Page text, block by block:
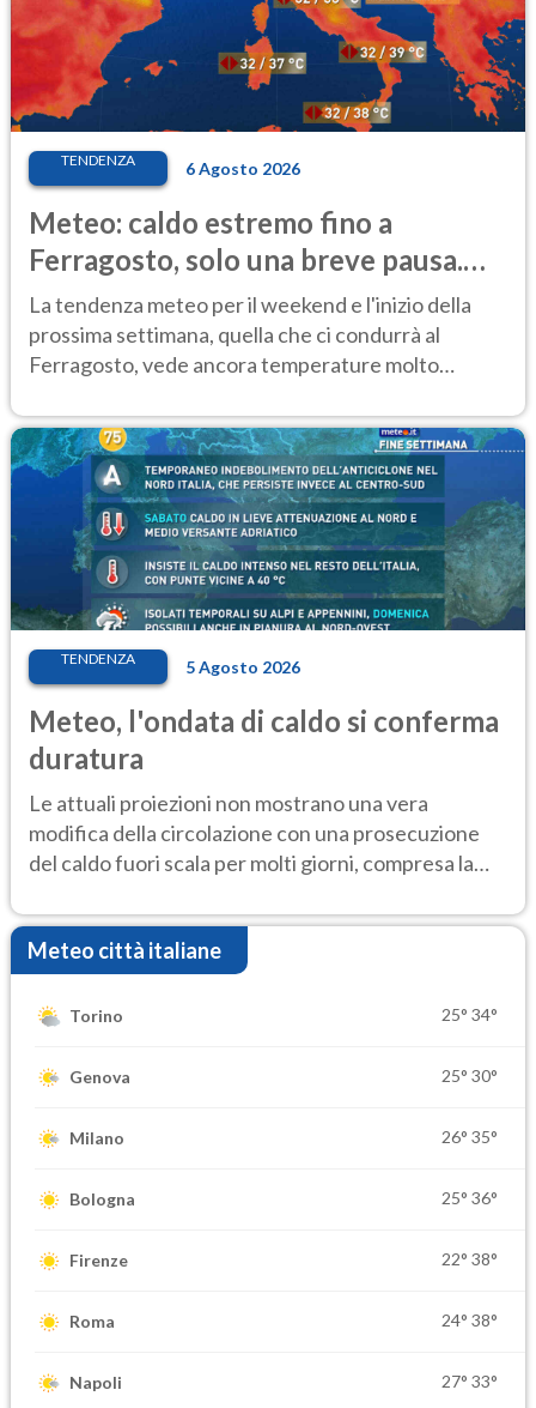
TENDENZA 6 Agosto 2026
Meteo: caldo estremo fino a
Ferragosto, solo una breve pausa.
Ecco dove
La tendenza meteo per il weekend e l'inizio della
prossima settimana, quella che ci condurrà al
Ferragosto, vede ancora temperature molto
TENDENZA 5 Agosto 2026
Meteo, l'ondata di caldo si conferma
duratura
Le attuali proiezioni non mostrano una vera
modifica della circolazione con una prosecuzione
del caldo fuori scala per molti giorni, compresa la
Meteo città italiane
Torino 25° 34°
Genova 25° 30°
Milano 26° 35°
Bologna 25° 36°
Firenze 22° 38°
Roma 24° 38°
Napoli 27° 33°